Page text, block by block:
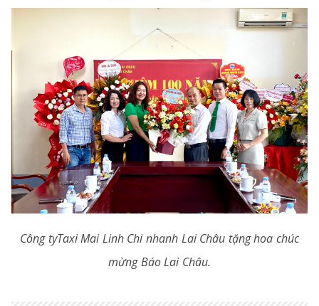
Công tyTaxi Mai Linh Chi nhanh Lai Châu tặng hoa chúc
mừng Báo Lai Châu.